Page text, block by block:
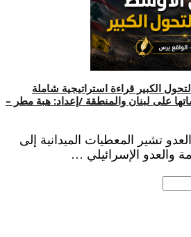
الكبير قراءة استراتيجية شاملة
على لبنان والمنطقة /إعداد: هبة مطر –
العدو تشير المعطيات الميدانية إلى
والعدو الإسرائيلي …